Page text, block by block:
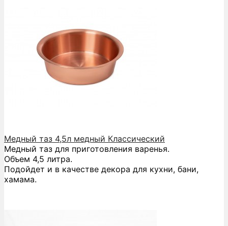
Медный таз 4,5л медный Классический
Медный таз для приготовления варенья.
Объем 4,5 литра.
Подойдет и в качестве декора для кухни, бани,
хамама.